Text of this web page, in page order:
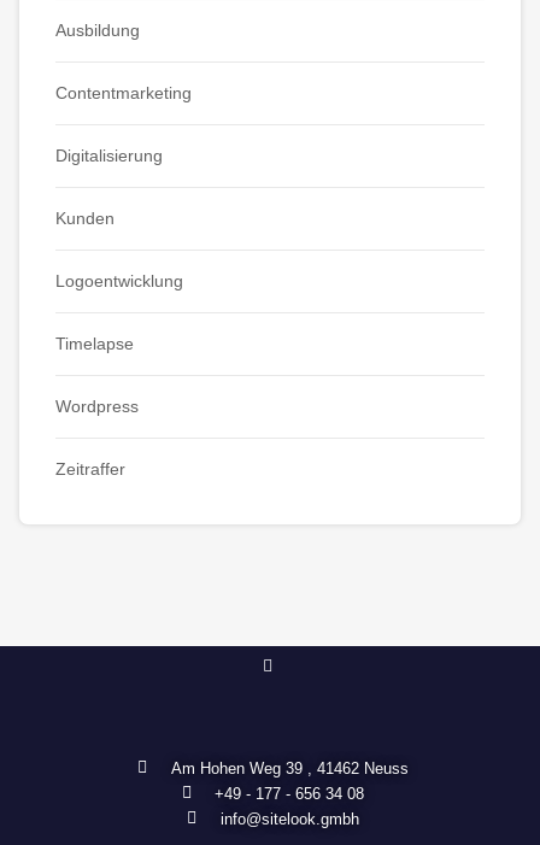
Ausbildung
Contentmarketing
Digitalisierung
Kunden
Logoentwicklung
Timelapse
Wordpress
Zeitraffer
Am Hohen Weg 39 , 41462 Neuss
+49 - 177 - 656 34 08
info@sitelook.gmbh